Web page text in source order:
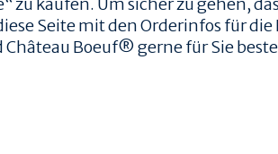
Seite mit den Orderinfos für die
Boeuf® gerne für Sie